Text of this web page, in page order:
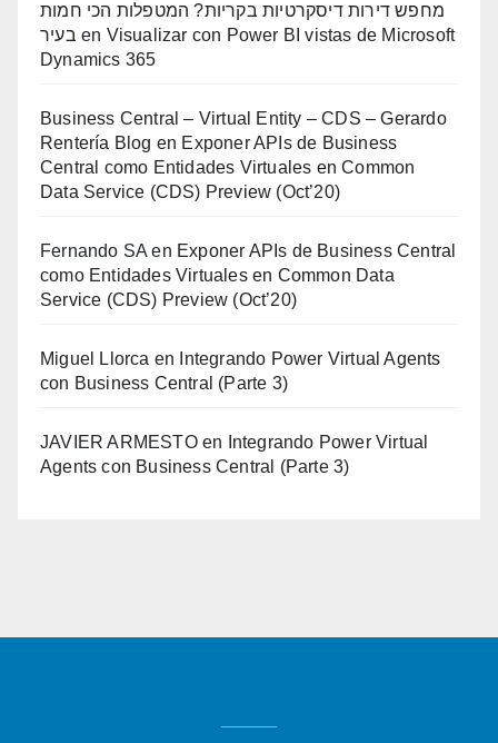
מחפש דירות דיסקרטיות בקריות? המטפלות הכי חמות
בעיר en Visualizar con Power BI vistas de Microsoft
Dynamics 365
Business Central – Virtual Entity – CDS – Gerardo
Rentería Blog en Exponer APIs de Business
Central como Entidades Virtuales en Common
Data Service (CDS) Preview (Oct’20)
Fernando SA en Exponer APIs de Business Central
como Entidades Virtuales en Common Data
Service (CDS) Preview (Oct’20)
Miguel Llorca en
Integrando Power Virtual Agents
con Business Central (Parte 3)
JAVIER ARMESTOen
Integrando Power Virtual
Agents con Business Central (Parte 3)